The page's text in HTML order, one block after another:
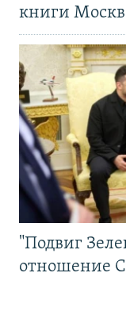
книги
"Подвиг
отношение